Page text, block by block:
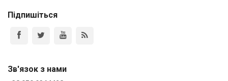
Підпишіться
Зв'язок з нами